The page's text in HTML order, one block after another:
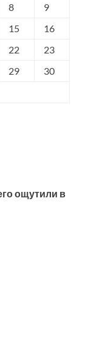
8
9
15
16
22
23
29
30
ощутили в